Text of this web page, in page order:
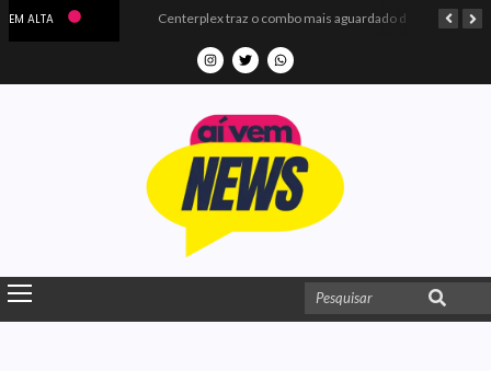
EM ALTA Centerplex traz o combo mais aguardado dos oceanos para estreia de Moana